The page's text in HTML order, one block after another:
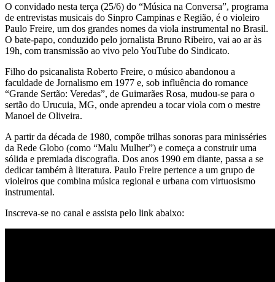
O convidado nesta terça (25/6) do “Música na Conversa”, programa
de entrevistas musicais do Sinpro Campinas e Região, é o violeiro
Paulo Freire, um dos grandes nomes da viola instrumental no Brasil.
O bate-papo, conduzido pelo jornalista Bruno Ribeiro, vai ao ar às
19h, com transmissão ao vivo pelo YouTube do Sindicato.
Filho do psicanalista Roberto Freire, o músico abandonou a
faculdade de Jornalismo em 1977 e, sob influência do romance
“Grande Sertão: Veredas”, de Guimarães Rosa, mudou-se para o
sertão do Urucuia, MG, onde aprendeu a tocar viola com o mestre
Manoel de Oliveira.
A partir da década de 1980, compõe trilhas sonoras para minisséries
da Rede Globo (como “Malu Mulher”) e começa a construir uma
sólida e premiada discografia. Dos anos 1990 em diante, passa a se
dedicar também à literatura. Paulo Freire pertence a um grupo de
violeiros que combina música regional e urbana com virtuosismo
instrumental.
Inscreva-se no canal e assista pelo link abaixo: